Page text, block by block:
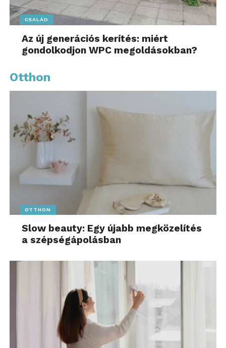
CSALÁD
Az új generációs kerítés: miért
gondolkodjon WPC megoldásokban?
Otthon
OTTHON
Slow beauty: Egy újabb megközelítés
a szépségápolásban